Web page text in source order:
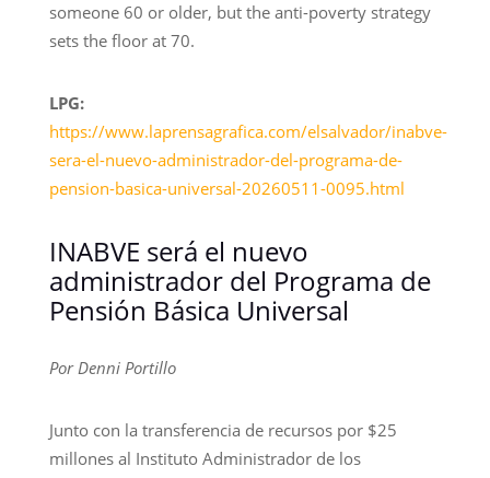
someone 60 or older, but the anti-poverty strategy
sets the floor at 70.
LPG:
https://www.laprensagrafica.com/elsalvador/inabve-
sera-el-nuevo-administrador-del-programa-de-
pension-basica-universal-20260511-0095.html
INABVE será el nuevo
administrador del Programa de
Pensión Básica Universal
Por Denni Portillo
Junto con la transferencia de recursos por $25
millones al Instituto Administrador de los